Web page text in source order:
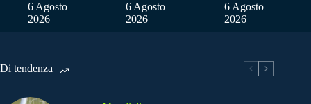
6 Agosto
2026
6 Agosto
2026
6 Agosto
2026
Di tendenza